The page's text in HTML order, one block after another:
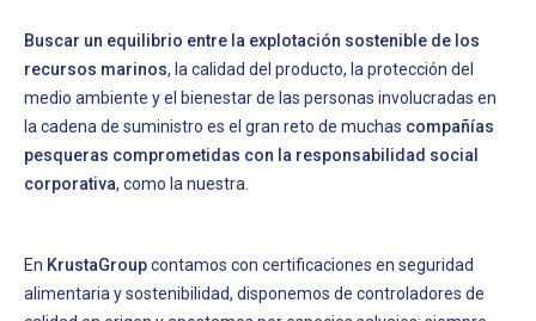
Buscar un equilibrio entre la explotación sostenible de los
recursos marinos, la calidad del producto, la protección del
medio ambiente y el bienestar de las personas involucradas en
la cadena de suministro es el gran reto de muchas compañías
pesqueras comprometidas con la responsabilidad social
corporativa, como la nuestra.
En KrustaGroupcontamos con certificaciones en seguridad
alimentaria y sostenibilidad, disponemos de controladores de